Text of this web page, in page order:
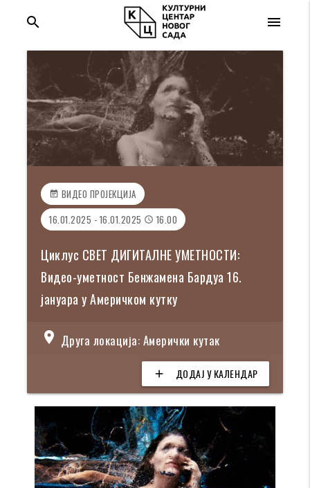
menu
search
event_note ВИДЕО ПРОЈЕКЦИЈА
16.01.2025 - 16.01.2025 access_time 16.00
Циклус СВЕТ ДИГИТАЛНЕ УМЕТНОСТИ:
Видео-уметност Бенжамена Бардуа 16.
јануара у Америчком кутку
location_on Друга локација: Амерички кутак
add ДОДАЈ У КАЛЕНДАР